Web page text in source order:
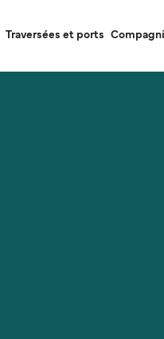
Traversées et ports